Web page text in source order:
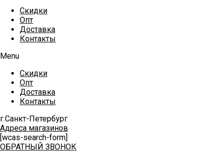
Скидки
Опт
Доставка
Контакты
Menu
Скидки
Опт
Доставка
Контакты
г.Санкт-Петербург
Адреса магазинов
[wcas-search-form]
ОБРАТНЫЙ ЗВОНОК